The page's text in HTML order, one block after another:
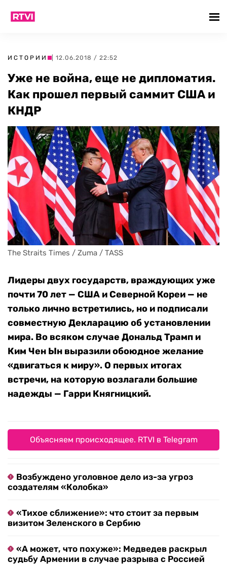
ИСТОРИИ | 12.06.2018 / 22:52
Уже не война, еще не дипломатия.
Как прошел первый саммит США и
КНДР
The Straits Times / Zuma / TASS
Лидеры двух государств, враждующих уже
почти 70 лет — США и Северной Кореи — не
только лично встретились, но и подписали
совместную Декларацию об установлении
мира. Во всяком случае Дональд Трамп и
Ким Чен Ын выразили обоюдное желание
«двигаться к миру». О первых итогах
встречи, на которую возлагали большие
надежды — Гарри Княгницкий.
Объясняем происходящее. RTVI в Telegram
Возбуждено уголовное дело из-за угроз
создателям «Колобка»
«Тихое сближение»: что стоит за первым
визитом Зеленского в Сербию
«А может, что похуже»: Медведев раскрыл
судьбу Армении в случае разрыва с Россией